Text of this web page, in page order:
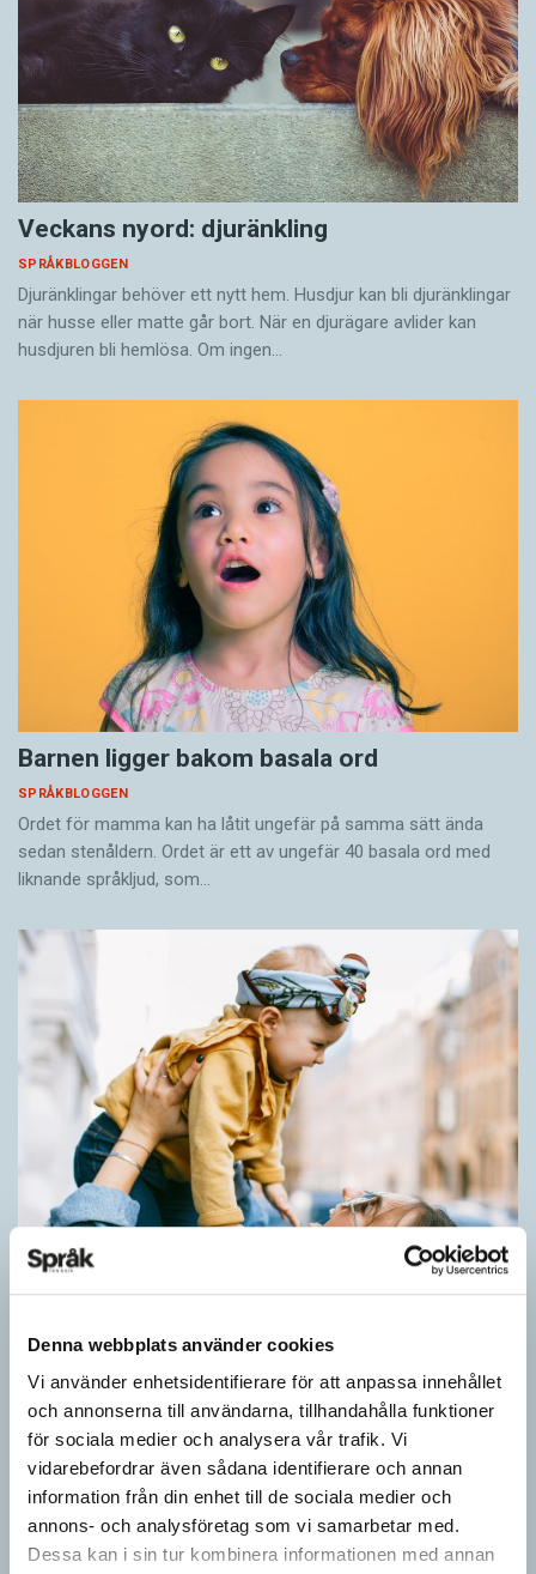
Denna webbplats använder cookies
Vi använder enhetsidentifierare för att anpassa innehållet
och annonserna till användarna, tillhandahålla funktioner
för sociala medier och analysera vår trafik. Vi
vidarebefordrar även sådana identifierare och annan
information från din enhet till de sociala medier och
annons- och analysföretag som vi samarbetar med.
Dessa kan i sin tur kombinera informationen med annan
Veckans nyord: djuränkling
SPRÅKBLOGGEN
Djuränklingar behöver ett nytt hem. Husdjur kan bli djuränklingar
när husse eller matte går bort. När en djurägare avlider kan
husdjuren bli hemlösa. Om ingen…
Barnen ligger bakom basala ord
SPRÅKBLOGGEN
Ordet för mamma kan ha låtit ungefär på samma sätt ända
sedan stenåldern. Ordet är ett av ungefär 40 basala ord med
liknande språkljud, som…
SPRÅKBLOGGEN
Små barn, som ännu inte kan tala, kan redan ha snappat upp
flerordiga fraser. Detta kan också vara skillnaden mellan hur
barn och vuxna tillägnar…